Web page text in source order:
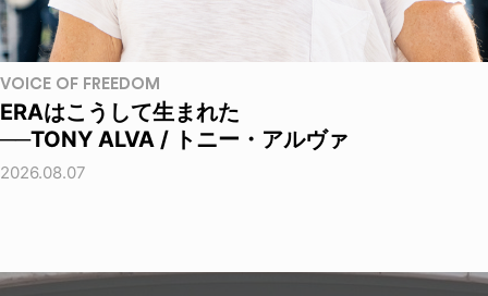
VOICE OF FREEDOM
ERAはこうして生まれた
──TONY ALVA / トニー・アルヴァ
2026.08.07